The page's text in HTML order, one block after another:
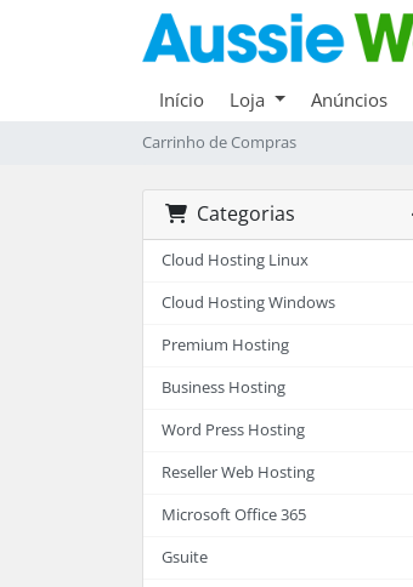
Início Loja Anúncios
Carrinho de Compras
Categorias
Cloud Hosting Linux
Cloud Hosting Windows
Premium Hosting
Business Hosting
Word Press Hosting
Reseller Web Hosting
Microsoft Office 365
Gsuite